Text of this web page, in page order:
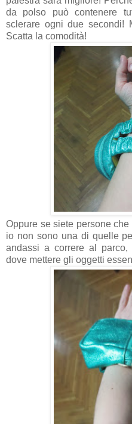
da polso può contenere
sclerare ogni due secondi!
Scatta la comodità!
Oppure se siete persone
io non sono una di quelle
andassi a correre al parco,
dove mettere gli oggetti